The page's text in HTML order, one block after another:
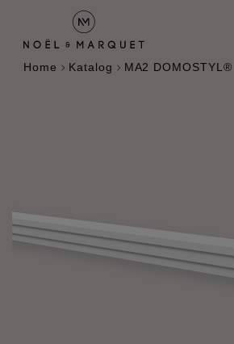
Home Katalog MA2 DOMOSTYL®